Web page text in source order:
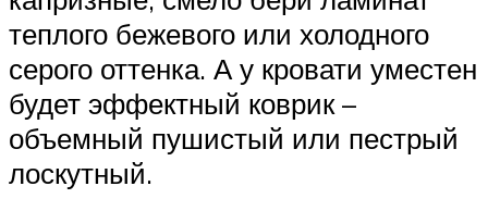
теплого бежевого или холодного
серого оттенка. А у кровати уместен
будет эффектный коврик –
объемный пушистый или пестрый
лоскутный.